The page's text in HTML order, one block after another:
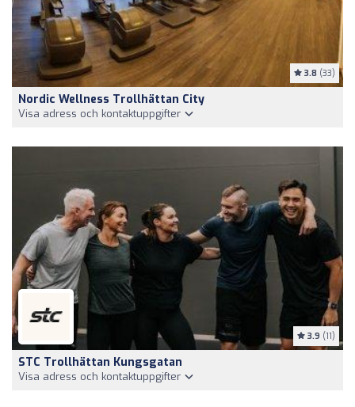
3.8 (33)
Nordic Wellness Trollhättan City
Visa adress och kontaktuppgifter
3.9 (11)
STC Trollhättan Kungsgatan
Visa adress och kontaktuppgifter